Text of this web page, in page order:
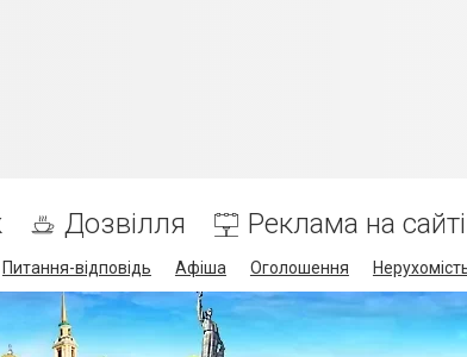
Дозвілля Реклама на сайті
Питання-відповідь Афіша Оголошення